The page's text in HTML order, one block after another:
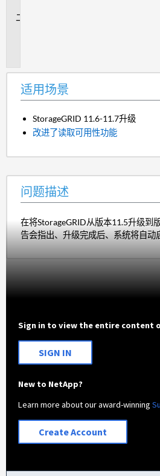
适用场景
StorageGRID 11.6-11.7升级
改进了读取可用性功能
问题描述
在将StorageGRID从版本11.5升级到
告会指出、升级完成后、系统将自动
Sign in to view the entire content
SIGN IN
New to NetApp?
Learn more about our award-winning
Create Account